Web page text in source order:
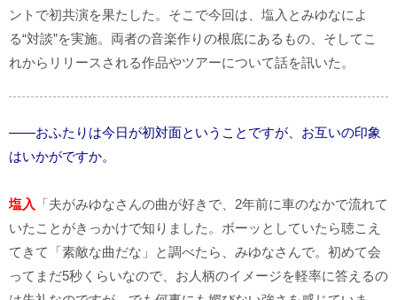
ントで初共演を果たした。そこで今回は、塩入とみゆなによ
る“対談”を実施。両者の音楽作りの根底にあるもの、そしてこ
れからリリースされる作品やツアーについて話を訊いた。
――おふたりは今日が初対面ということですが、お互いの印象
はいかがですか。
塩入
「夫がみゆなさんの曲が好きで、2年前に車のなかで流れて
いたことがきっかけで知りました。ボーッとしていたら聴こえ
てきて「素敵な曲だな」と調べたら、みゆなさんで。初めて会
ってまだ5秒くらいなので、お人柄のイメージを軽率に答えるの